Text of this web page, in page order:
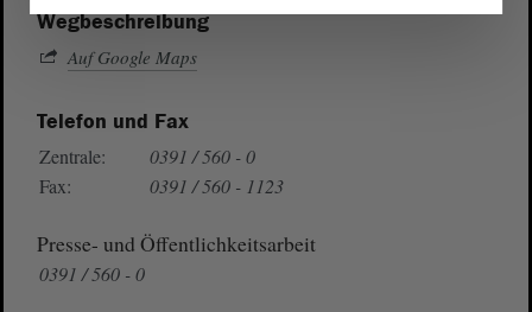
Wegbeschreibung
Auf Google Maps
Telefon und Fax
Zentrale:
0391 / 560 - 0
Fax:
0391 / 560 - 1123
Presse- und Öffentlichkeitsarbeit
0391 / 560 - 0